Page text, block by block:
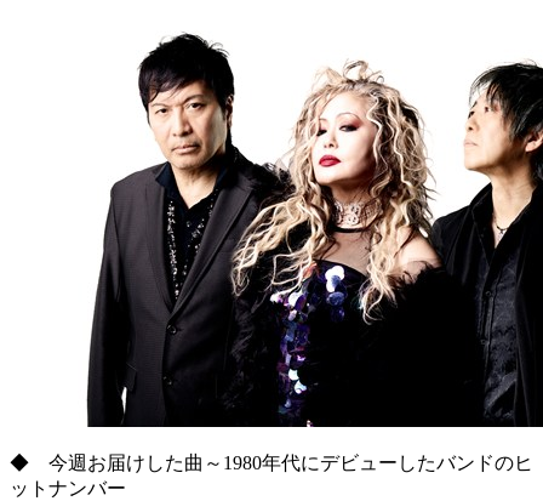
◆ 今週お届けした曲～1980年代にデビューしたバンドのヒ
ットナンバー